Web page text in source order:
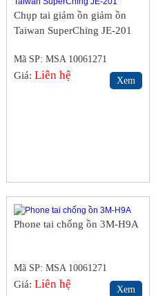
Chụp tai giảm ồn giảm ồn
Taiwan SuperChing JE-201
Mã SP: MSA 10061271
Giá:Liên hệ Xem
Phone tai chống ồn 3M-H9A
Mã SP: MSA 10061271
Giá:Liên hệ Xem